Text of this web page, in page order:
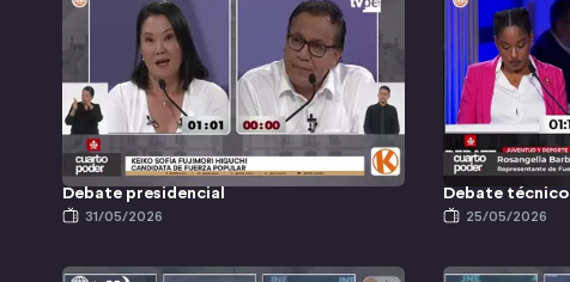
Debate presidencial
31/05/2026
Debate técnico
25/05/2026